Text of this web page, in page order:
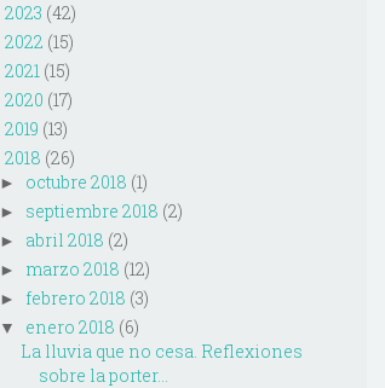
2023 (42)
2022 (15)
2021 (15)
2020 (17)
2019 (13)
2018 (26)
► octubre 2018 (1)
► septiembre 2018 (2)
► abril 2018 (2)
► marzo 2018 (12)
► febrero 2018 (3)
▼ enero 2018 (6)
La lluvia que no cesa. Reflexiones
sobre la porter...